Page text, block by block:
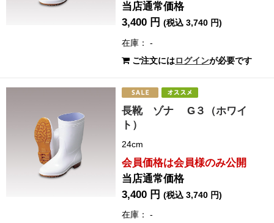
当店通常価格
3,400 円(税込 3,740 円)
在庫： -
ご注文にはログインが必要です
長靴 ゾナ G３（ホワイ
ト）
24cm
会員価格は会員様のみ公開
当店通常価格
3,400 円(税込 3,740 円)
在庫： -